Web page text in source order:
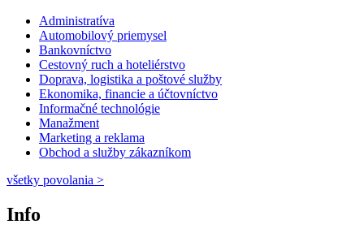
Administratíva
Automobilový priemysel
Bankovníctvo
Cestovný ruch a hoteliérstvo
Doprava, logistika a poštové služby
Ekonomika, financie a účtovníctvo
Informačné technológie
Manažment
Marketing a reklama
Obchod a služby zákazníkom
všetky povolania >
Info